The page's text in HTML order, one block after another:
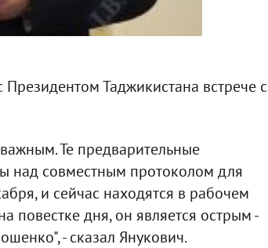
Президентом Таджикистана встрече с
Те предварительные
над совместным протоколом для
и сейчас находятся в рабочем
повестке дня, он является острым -
- сказал Янукович.